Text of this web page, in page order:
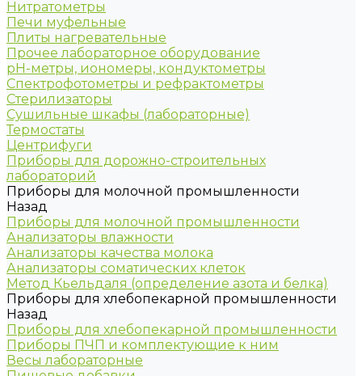
Нитратометры
Печи муфельные
Плиты нагревательные
Прочее лабораторное оборудование
рН-метры, иономеры, кондуктометры
Спектрофотометры и рефрактометры
Стерилизаторы
Сушильные шкафы (лабораторные)
Термостаты
Центрифуги
Приборы для дорожно-строительных
лабораторий
Приборы для молочной промышленности
Назад
Приборы для молочной промышленности
Анализаторы влажности
Анализаторы качества молока
Анализаторы соматических клеток
Метод Кьельдаля (определение азота и белка)
Приборы для хлебопекарной промышленности
Назад
Приборы для хлебопекарной промышленности
Приборы ПЧП и комплектующие к ним
Весы лабораторные